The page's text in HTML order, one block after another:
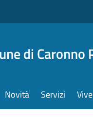
di Caronno
Novità Servizi